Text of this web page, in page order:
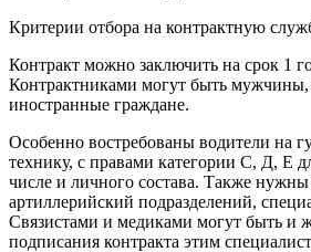
Критерии отбора на контрактную
Контракт можно заключить на срок 1
Контрактниками могут быть
иностранные граждане.
Особенно востребованы водители на
технику, с правами категории С, Д, Е
числе и личного состава. Также
артиллерийский подразделений,
Связистами и медиками могут быть и
подписания контракта этим